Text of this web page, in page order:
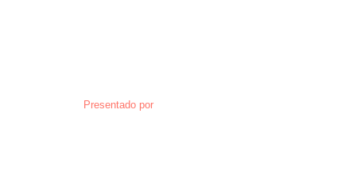
Presentado por